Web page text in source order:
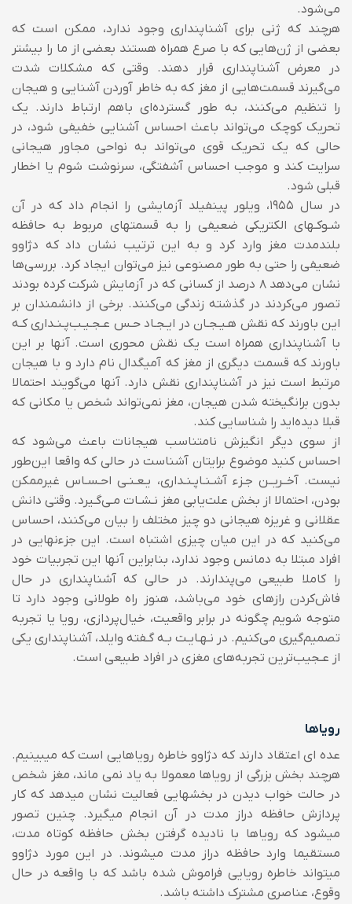
می‌شود.
هرچند که ژنی برای آشناپنداری وجود ندارد، ممکن است که
بعضی از ژن‌هایی که با صرع همراه هستند بعضی از ما را بیشتر
در معرض آشناپنداری قرار دهند. وقتی که مشکلات شدت
می‌گیرند قسمت‌هایی از مغز که به خاطر آوردن آشنایی و هیجان
را تنظیم می‌کنند، به طور گسترده‌ای باهم ارتباط دارند. یک
تحریک کوچک می‌تواند باعث احساس آشنایی خفیفی شود، در
حالی که یک تحریک قوی می‌تواند به نواحی مجاور هیجانی
سرایت کند و موجب احساس آشفتگی، سرنوشت شوم یا اخطار
قبلی شود.
در سال ۱۹۵۵، ویلور پینفیلد آزمایشی را انجام داد که در آن
شـوکـهای الکتریکی ضعیفی را به قسمتهای مربوط به حافظه
بلندمدت مغز وارد کرد و به این ترتیب نشان داد که دژاوو
ضعیفی را حتی به طور مصنوعی نیز می‌توان ایجاد کرد. بررسی‌ها
نشان می‌دهد 8 درصد از کسانی که در آزمایش شرکت کرده بودند
تصور می‌کردند در گذشته زندگی می‌کنند. برخی از دانشمندان بر
این باورند که نقش هـیـجـان در ایـجـاد حـس عـجـیـب‌پـنـداری کـه
با آشناپنداری همراه است یک نقش محوری است. آنها بر این
باورند که قسمت دیگری از مغز که آمیگدال نام دارد و با هیجان
مرتبط است نیز در آشناپنداری نقش دارد. آنها می‌گویند احتمالا
بدون برانگیخته شدن هیجان، مغز نمی‌تواند شخص یا مکانی که
قبلا دیده‌اید را شناسایی کند.
از سوی دیگر انگیزش نامتناسب هیجانات باعث می‌شود که
احساس کنید موضوع برایتان آشناست در حالی که واقعا این‌طور
نیست. آخــریــن جـزء آشـنـاپـنـداری، یـعـنـی احـسـاس غیرممکن
بودن، احتمالا از بخش علت‌یابی مغز نـشـات مـی‌گـیرد. وقتی دانش
عقلانی و غریزه هیجانی دو چیز مختلف را بیان می‌کنند، احساس
می‌کنید که در این میان چیزی اشتباه است. این جزء‌نهایی در
افراد مبتلا به دمانس وجود ندارد، بنابراین آنها این تجربیات خود
را کاملا طبیعی می‌پندارند. در حالی که آشناپنداری در حال
فاش‌‌کردن رازهای خود می‌باشد، هنوز راه طولانی وجود دارد تا
متوجه شویم چگونه در برابر واقعیت، خیال‌پردازی، رویا یا تجربه
تصمیم‌گیری می‌کنیم. در نـهـایـت بـه گـفته وایلد، آشناپنداری یکی
از عـجیب‌ترین تجربه‌های مغزی در افراد طبیعی است.
رویاها
عده ای اعتقاد دارند که دژاوو خاطره رویاهایی است که میبینیم.
هرچند بخش بزرگی از رویاها معمولا به یاد نمی ماند، مغز شخص
در حالت خواب دیدن در بخشهایی فعالیت نشان میدهد که کار
پردازش حافظه دراز مدت در آن انجام میگیرد. چنین تصور
میشود که رویاها با نادیده گرفتن بخش حافظه کوتاه مدت،
مستقیما وارد حافظه دراز مدت میشوند. در این مورد دژاوو
میتواند خاطره رویایی فراموش شده باشد که با واقعه در حال
وقوع، عناصری مشترک داشته باشد.